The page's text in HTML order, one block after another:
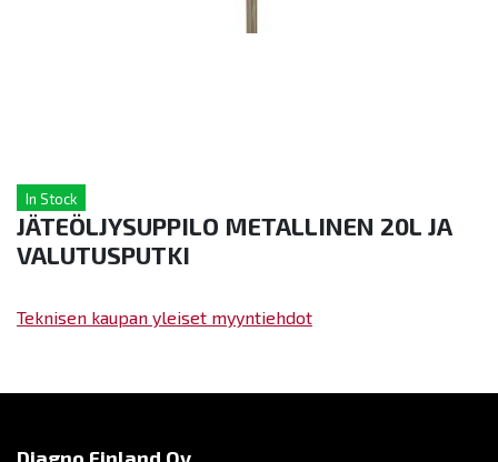
In Stock
JÄTEÖLJYSUPPILO METALLINEN 20L JA
VALUTUSPUTKI
Teknisen kaupan yleiset myyntiehdot